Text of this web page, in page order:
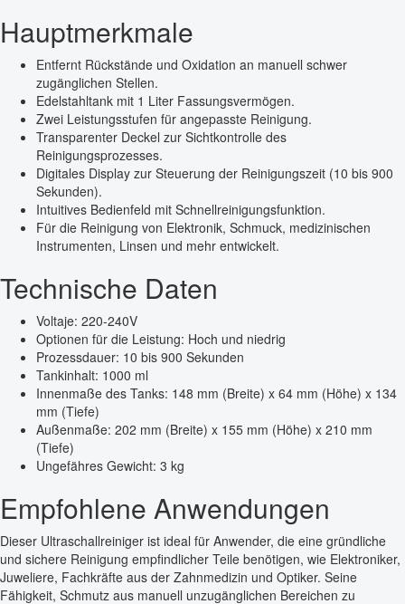
Hauptmerkmale
Entfernt Rückstände und Oxidation an manuell schwer
zugänglichen Stellen.
Edelstahltank mit 1 Liter Fassungsvermögen.
Zwei Leistungsstufen für angepasste Reinigung.
Transparenter Deckel zur Sichtkontrolle des
Reinigungsprozesses.
Digitales Display zur Steuerung der Reinigungszeit (10 bis 900
Sekunden).
Intuitives Bedienfeld mit Schnellreinigungsfunktion.
Für die Reinigung von Elektronik, Schmuck, medizinischen
Instrumenten, Linsen und mehr entwickelt.
Technische Daten
Voltaje: 220-240V
Optionen für die Leistung: Hoch und niedrig
Prozessdauer: 10 bis 900 Sekunden
Tankinhalt: 1000 ml
Innenmaße des Tanks: 148 mm (Breite) x 64 mm (Höhe) x 134
mm (Tiefe)
Außenmaße: 202 mm (Breite) x 155 mm (Höhe) x 210 mm
(Tiefe)
Ungefähres Gewicht: 3 kg
Empfohlene Anwendungen
Dieser Ultraschallreiniger ist ideal für Anwender, die eine gründliche
und sichere Reinigung empfindlicher Teile benötigen, wie Elektroniker,
Juweliere, Fachkräfte aus der Zahnmedizin und Optiker. Seine
Fähigkeit, Schmutz aus manuell unzugänglichen Bereichen zu